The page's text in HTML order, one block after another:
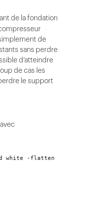
de la fondation
compresseur
de
sans perdre
d’atteindre
de cas les
le support
white -flatten